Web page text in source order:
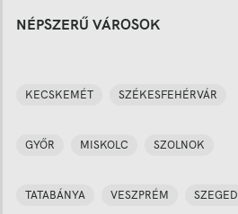
NÉPSZERŰ VÁROSOK
KECSKEMÉT SZÉKESFEHÉRVÁR
GYŐR MISKOLC SZOLNOK
TATABÁNYA VESZPRÉM SZEGED